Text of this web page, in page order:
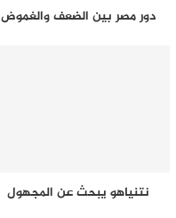
دور مصر بين الضعف والغموض
نتنياهو يبحث عن المجهول